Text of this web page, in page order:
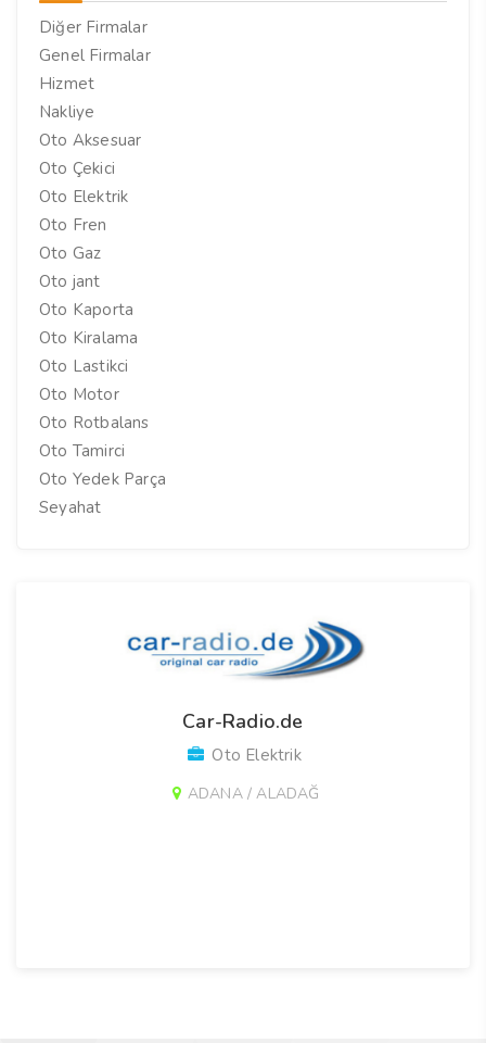
Diğer Firmalar
Genel Firmalar
Hizmet
Nakliye
Oto Aksesuar
Oto Çekici
Oto Elektrik
Oto Fren
Oto Gaz
Oto jant
Oto Kaporta
Oto Kiralama
Oto Lastikci
Oto Motor
Oto Rotbalans
Oto Tamirci
Oto Yedek Parça
Seyahat
Car-Radio.de
Oto Elektrik
ADANA / ALADAĞ